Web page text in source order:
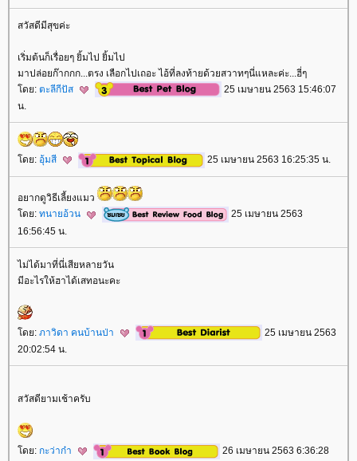
สวัสดีมีสุขค่ะ
เริ่มต้นก็เรื่อยๆ ยิ้มไป ยิ้มไป
มาปล่อยก๊ากกก...ตรง เลือกไปเถอะ ไอ้ที่ลงท้ายด้วยสวาทๆนี่แหละค่ะ...ฮี่ๆ
ดย: ตะลีกีปัส
25 เมษายน 2563 15:46:07
น.
ดย: อุ้มสี 25 เมษายน 2563 16:25:35 น.
อยากดูวิธีเลี้ยงแมว
ดย: ทนายอ้วน
25 เมษายน 2563
16:56:45 น.
ไม่ได้มาที่นี่เสียหลายวัน
มีอะไรให้ฮาได้เสทอนะคะ
ดย: ภาวิดา คนบ้านป่า
25 เมษายน 2563
20:02:54 น.
สวัสดียามเช้าครับ
ดย: กะว่าก๋า
26 เมษายน 2563 6:36:28